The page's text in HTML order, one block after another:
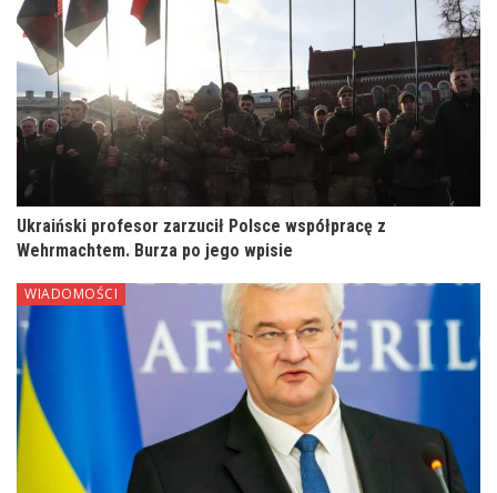
Ukraiński profesor zarzucił Polsce współpracę z
Wehrmachtem. Burza po jego wpisie
WIADOMOŚCI